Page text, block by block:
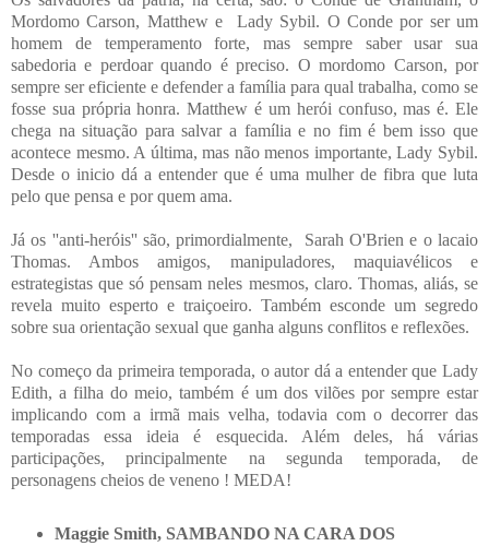
Mordomo Carson, Matthew e Lady Sybil. O Conde por ser um
homem de temperamento forte, mas sempre saber usar sua
sabedoria e perdoar quando é preciso. O mordomo Carson, por
sempre ser eficiente e defender a família para qual trabalha, como se
fosse sua própria honra. Matthew é um herói confuso, mas é. Ele
chega na situação para salvar a família e no fim é bem isso que
acontece mesmo. A última, mas não menos importante, Lady Sybil.
Desde o inicio dá a entender que é uma mulher de fibra que luta
pelo que pensa e por quem ama.
Já os ''anti-heróis'' são, primordialmente, Sarah O'Brien e o lacaio
Thomas. Ambos amigos, manipuladores, maquiavélicos e
estrategistas que só pensam neles mesmos, claro. Thomas, aliás, se
revela muito esperto e traiçoeiro. Também esconde um segredo
sobre sua orientação sexual que ganha alguns conflitos e reflexões.
No começo da primeira temporada, o autor dá a entender que Lady
Edith, a filha do meio, também é um dos vilões por sempre estar
implicando com a irmã mais velha, todavia com o decorrer das
temporadas essa ideia é esquecida. Além deles, há várias
participações, principalmente na segunda temporada, de
personagens cheios de veneno ! MEDA!
Maggie Smith, SAMBANDO NA CARA DOS